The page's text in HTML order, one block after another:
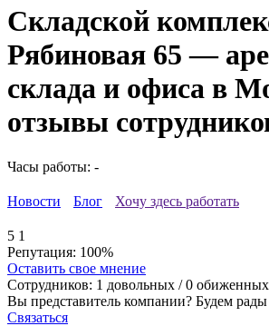
Складской
Рябиновая 65 —
склада и офиса в
отзывы
Часы работы: -
Новости Блог Хочу здесь работать
5 1
Репутация: 100%
Оставить свое мнение
Сотрудников: 1 довольных /0 обиженных
Вы представитель компании? Будем рады
Связаться